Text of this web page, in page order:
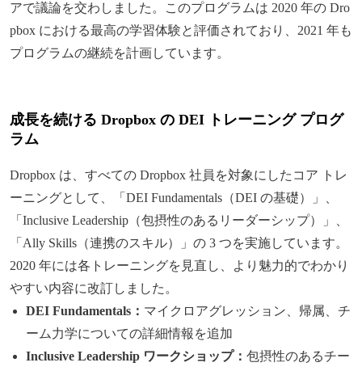
アで議論を交わしました。このプログラムは 2020 年の Dro
pbox における最高の学習体験と評価されており、2021 年も
プログラムの継続を計画しています。
成長を続ける Dropbox の DEI トレーニング プログ
ラム
Dropbox は、すべての Dropbox 社員を対象にしたコア トレ
ーニングとして、「DEI Fundamentals（DEI の基礎）」、
「Inclusive Leadership（包摂性のあるリーダーシップ）」、
「Ally Skills（連携のスキル）」の 3 つを実施しています。
2020 年には各トレーニングを見直し、より魅力的でわかり
やすい内容に改訂しました。
DEI Fundamentals： マイクロアグレッション、帰属、チ
ーム力学についての詳細情報を追加
Inclusive Leadership ワークショップ： 包摂性のあるチー